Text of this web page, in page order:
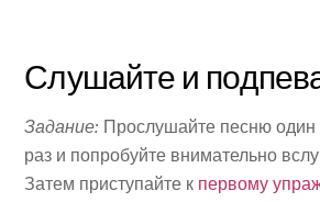
Слушайте и
Задание: Прослушайте песню один
раз и попробуйте внимательно
Затем приступайте к первому